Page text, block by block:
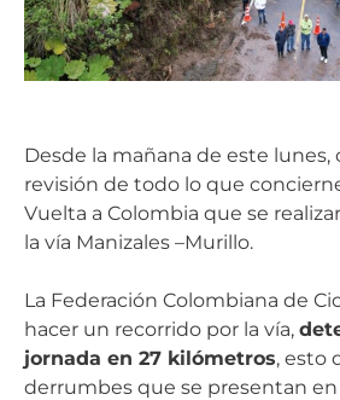
Desde la mañana de este lunes,
revisión de todo lo que
Vuelta a Colombia que se
la vía Manizales –Murillo.
La Federación Colombiana de
hacer un recorrido por la vía,
jornada en 27 kilómetros, esto
derrumbes que se presentan en